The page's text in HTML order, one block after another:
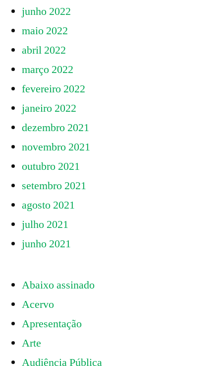
junho 2022
maio 2022
abril 2022
março 2022
fevereiro 2022
janeiro 2022
dezembro 2021
novembro 2021
outubro 2021
setembro 2021
agosto 2021
julho 2021
junho 2021
Abaixo assinado
Acervo
Apresentação
Arte
Audiência Pública